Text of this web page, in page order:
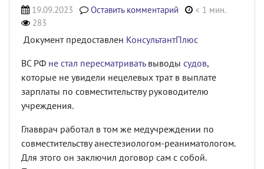
19.09.2023 Оставить комментарий
< 1 мин.
283
Документ предоставлен КонсультантПлюс
ВС РФ не стал пересматриватьвыводы судов,
которые не увидели нецелевых трат в выплате
зарплаты по совместительству руководителю
учреждения.
Главврач работал в том же медучреждении по
совместительству анестезиологом-реаниматологом.
Для этого он заключил договор сам с собой.